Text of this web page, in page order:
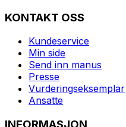
KONTAKT OSS
Kundeservice
Min side
Send inn manus
Presse
Vurderingseksemplar
Ansatte